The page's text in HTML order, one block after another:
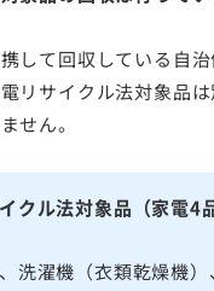
して回収している自
リサイクル法対象品
せん。
クル法対象品（家電4
洗濯機（衣類乾燥機